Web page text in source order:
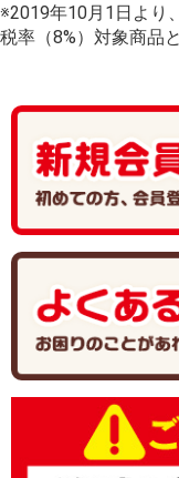
カ
※2019年10月1日より
税率（8%）対象商品